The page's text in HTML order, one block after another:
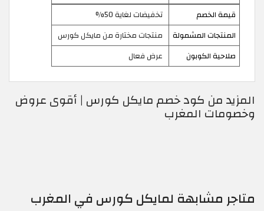
قيمة الخصم
تخفيضات لغاية 50%
المنتجات المشمولة
منتجات مختارة من مايكل كورس
صلاحية الكوبون
عرض فعال
المزيد من كود خصم مايكل كورس | أقوى عروض
وخصومات المغرب
متاجر مشابهة لمايكل كورس في المغرب